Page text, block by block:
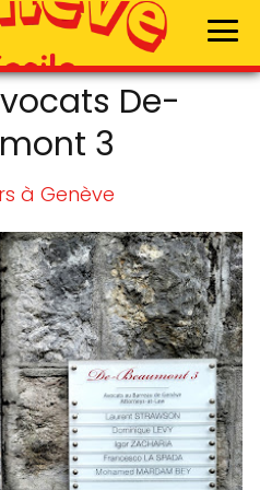
De-
3
à Genève